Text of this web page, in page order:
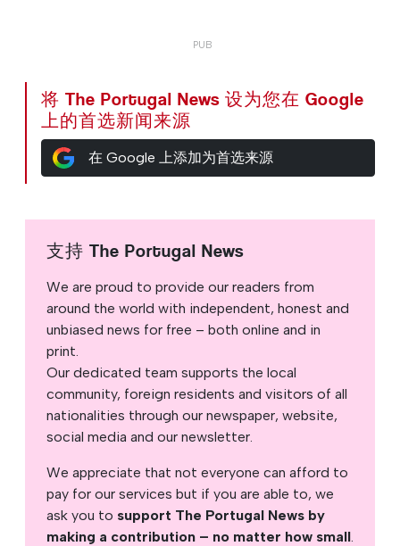
将 The Portugal News 设为您在 Google
上的首选新闻来源
在 Google 上添加为首选来源
支持 The Portugal News
We are proud to provide our readers from
around the world with independent, honest and
unbiased news for free – both online and in
print.
Our dedicated team supports the local
community, foreign residents and visitors of all
nationalities through our newspaper, website,
social media and our newsletter.
We appreciate that not everyone can afford to
pay for our services but if you are able to, we
ask you to support The Portugal News by
making a contribution – no matter how small.